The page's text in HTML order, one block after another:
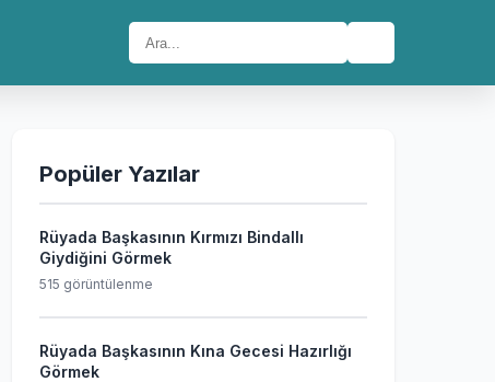
Popüler Yazılar
Rüyada Başkasının Kırmızı Bindallı
Giydiğini Görmek
515 görüntülenme
Rüyada Başkasının Kına Gecesi Hazırlığı
Görmek